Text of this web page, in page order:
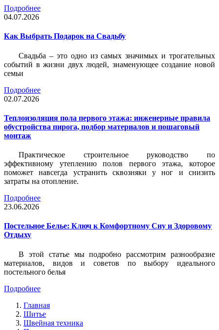
Подробнее
04.07.2026
Как Выбрать Подарок на Свадьбу
Свадьба – это одно из самых значимых и трогательных
событий в жизни двух людей, знаменующее создание новой
семьи
Подробнее
02.07.2026
Теплоизоляция пола первого этажа: инженерные правила
обустройства пирога, подбор материалов и пошаговый
монтаж
Практическое строительное руководство по
эффективному утеплению полов первого этажа, которое
поможет навсегда устранить сквозняки у ног и снизить
затраты на отопление.
Подробнее
23.06.2026
Постельное Белье: Ключ к Комфортному Сну и Здоровому
Отдыху
В этой статье мы подробно рассмотрим разнообразие
материалов, видов и советов по выбору идеального
постельного белья
Подробнее
Главная
Шитье
Швейная техника